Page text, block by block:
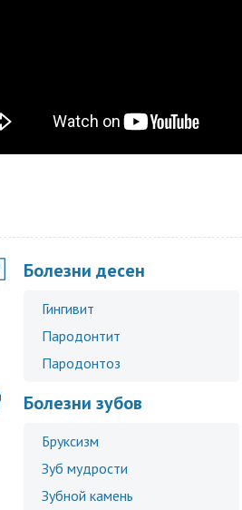
Болезни десен
Гингивит
Пародонтит
Пародонтоз
Болезни зубов
Бруксизм
Зуб мудрости
Зубной камень